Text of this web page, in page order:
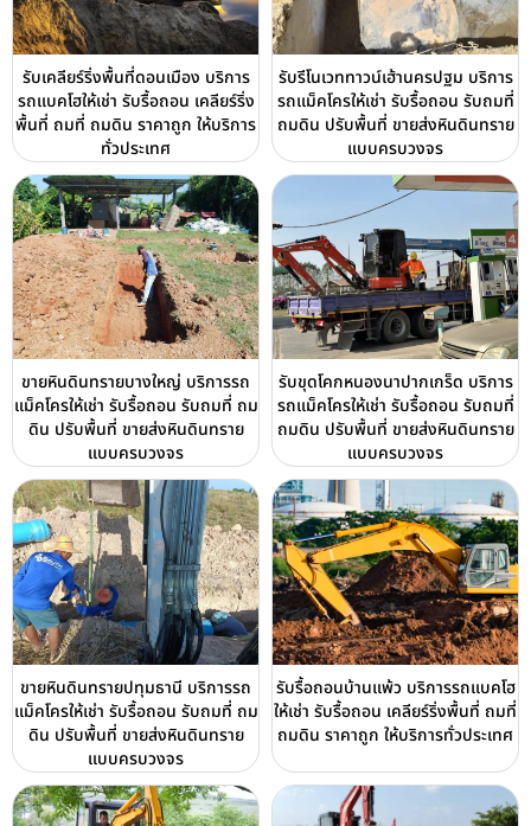
รับเคลียร์ริ่งพื้นที่ดอนเมือง บริการ
รถแบคโฮให้เช่า รับรื้อถอน เคลียร์ริ่ง
พื้นที่ ถมที่ ถมดิน ราคาถูก ให้บริการ
ทั่วประเทศ
รับรีโนเวททาวน์เฮ้านครปฐม บริการ
รถแม็คโครให้เช่า รับรื้อถอน รับถมที่
ถมดิน ปรับพื้นที่ ขายส่งหินดินทราย
แบบครบวงจร
ขายหินดินทรายบางใหญ่ บริการรถ
แม็คโครให้เช่า รับรื้อถอน รับถมที่ ถม
ดิน ปรับพื้นที่ ขายส่งหินดินทราย
แบบครบวงจร
รับขุดโคกหนองนาปากเกร็ด บริการ
รถแม็คโครให้เช่า รับรื้อถอน รับถมที่
ถมดิน ปรับพื้นที่ ขายส่งหินดินทราย
แบบครบวงจร
ขายหินดินทรายปทุมธานี บริการรถ
แม็คโครให้เช่า รับรื้อถอน รับถมที่ ถม
ดิน ปรับพื้นที่ ขายส่งหินดินทราย
แบบครบวงจร
รับรื้อถอนบ้านแพ้ว บริการรถแบคโฮ
ให้เช่า รับรื้อถอน เคลียร์ริ่งพื้นที่ ถมที่
ถมดิน ราคาถูก ให้บริการทั่วประเทศ